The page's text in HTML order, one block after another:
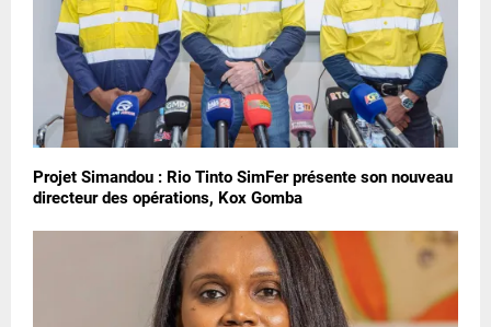
Projet Simandou : Rio Tinto SimFer présente son nouveau
directeur des opérations, Kox Gomba